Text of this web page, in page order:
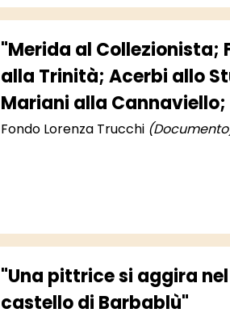
"Merida al Collezionista;
alla Trinità; Acerbi allo
Mariani alla
reale alla Mana"
Fondo Lorenza Trucchi
"Una pittrice si aggira nel
castello di Barbablù"